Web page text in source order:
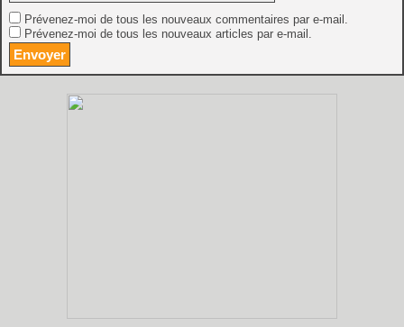
Prévenez-moi de tous les nouveaux commentaires par e-mail.
Prévenez-moi de tous les nouveaux articles par e-mail.